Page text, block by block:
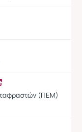
(ΠΕΜ)